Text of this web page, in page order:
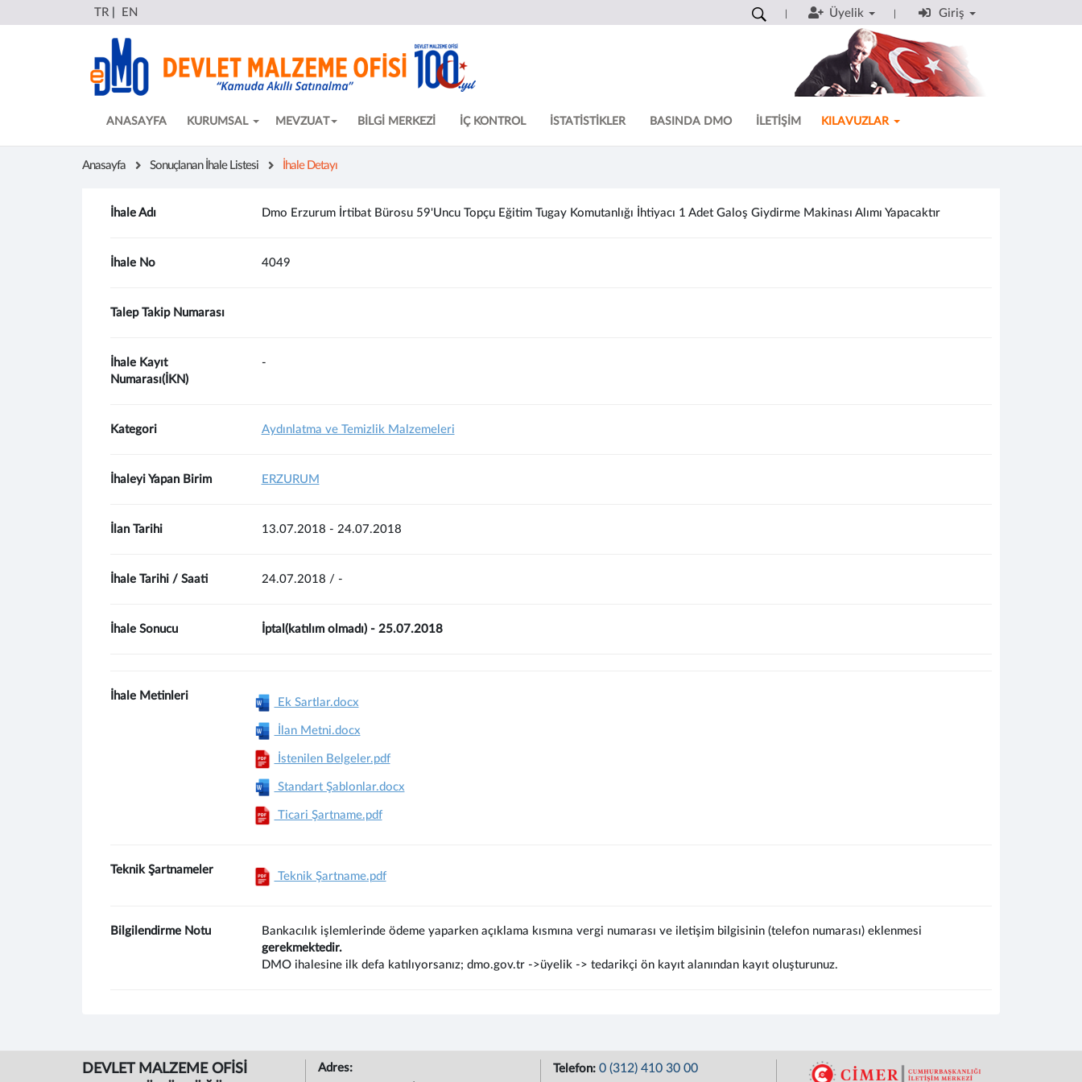
TR EN Üyelik Giriş
ANASAYFA KURUMSAL MEVZUAT BİLGİ MERKEZİ İÇ KONTROL İSTATİSTİKLER BASINDA DMO İLETİŞİM KILAVUZLAR
Anasayfa Sonuçlanan İhale Listesi İhale Detayı
İhale Adı Dmo Erzurum İrtibat Bürosu 59'Uncu Topçu Eğitim Tugay Komutanlığı İhtiyacı 1 Adet Galoş Giydirme Makinası Alımı Yapacaktır
İhale No 4049
Talep Takip Numarası
İhale Kayıt
Numarası(İKN)
-
Kategori Aydınlatma ve Temizlik Malzemeleri
İhaleyi Yapan Birim ERZURUM
İlan Tarihi 13.07.2018 - 24.07.2018
İhale Tarihi / Saati 24.07.2018 / -
İhale Sonucu İptal(katılım olmadı) - 25.07.2018
İhale Metinleri
Ek Sartlar.docx
İlan Metni.docx
İstenilen Belgeler.pdf
Standart Şablonlar.docx
Ticari Şartname.pdf
Teknik Şartnameler
Teknik Şartname.pdf
Bilgilendirme Notu
Bankacılık işlemlerinde ödeme yaparken açıklama kısmına vergi numarası ve iletişim bilgisinin (telefon numarası) eklenmesi
gerekmektedir.
DMO ihalesine ilk defa katılıyorsanız; dmo.gov.tr ->üyelik -> tedarikçi ön kayıt alanından kayıt oluşturunuz.
DEVLET MALZEME OFİSİ Adres: Telefon: 0 (312) 410 30 00